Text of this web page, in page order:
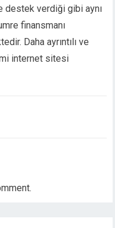
destek verdiği gibi aynı
finansmanı
Daha ayrıntılı ve
internet sitesi